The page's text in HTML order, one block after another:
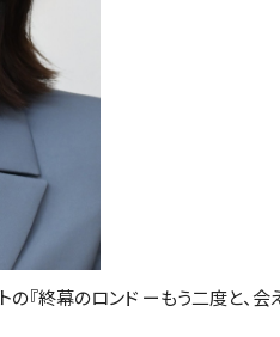
『終幕のロンド ーもう二度と、